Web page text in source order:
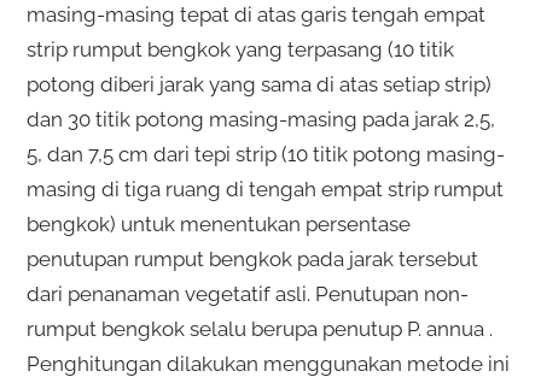
masing-masing tepat di atas garis tengah empat
strip rumput bengkok yang terpasang (10 titik
potong diberi jarak yang sama di atas setiap strip)
dan 30 titik potong masing-masing pada jarak 2,5,
5, dan 7,5 cm dari tepi strip (10 titik potong masing-
masing di tiga ruang di tengah empat strip rumput
bengkok) untuk menentukan persentase
penutupan rumput bengkok pada jarak tersebut
dari penanaman vegetatif asli. Penutupan non-
rumput bengkok selalu berupa penutup P. annua .
Penghitungan dilakukan menggunakan metode ini